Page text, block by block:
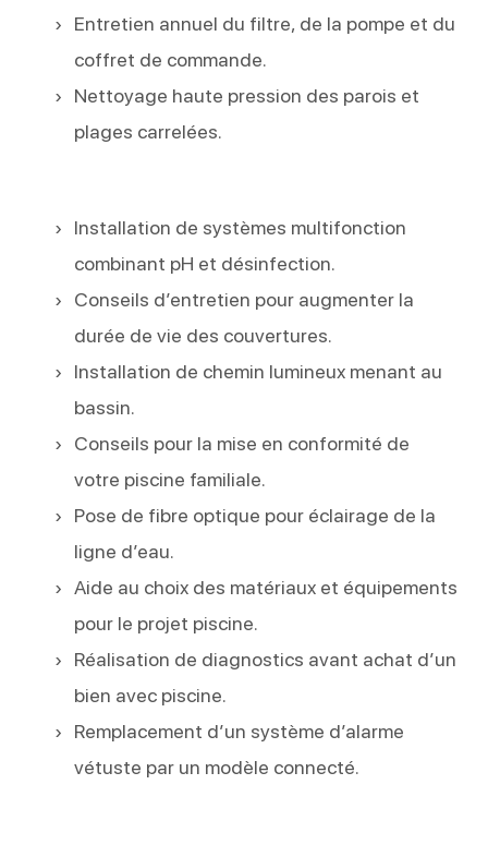
Entretien annuel du filtre, de la pompe et du
coffret de commande.
Nettoyage haute pression des parois et
plages carrelées.
Installation de systèmes multifonction
combinant pH et désinfection.
Conseils d’entretien pour augmenter la
durée de vie des couvertures.
Installation de chemin lumineux menant au
bassin.
Conseils pour la mise en conformité de
votre piscine familiale.
Pose de fibre optique pour éclairage de la
ligne d’eau.
Aide au choix des matériaux et équipements
pour le projet piscine.
Réalisation de diagnostics avant achat d’un
bien avec piscine.
Remplacement d’un système d’alarme
vétuste par un modèle connecté.